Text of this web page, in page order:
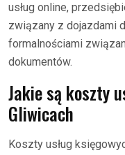
usług online,
związany z dojazdami
formalnościami
dokumentów.
Jakie są koszty
Gliwicach
Koszty usług